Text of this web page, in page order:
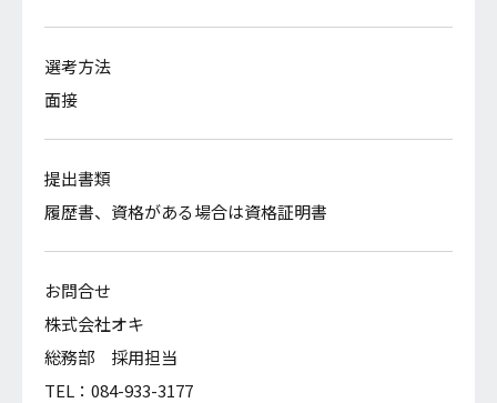
TEL：084-933-3177
MAIL：oki@okinet.co.jp
選考方法
面接
提出書類
履歴書、資格がある場合は資格証明書
お問合せ
株式会社オキ
総務部 採用担当
TEL： 084-933-3177